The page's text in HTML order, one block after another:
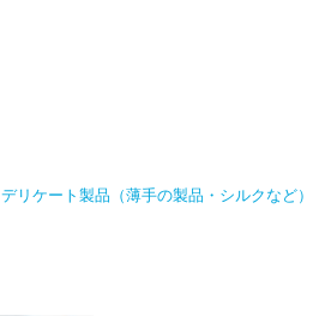
デリケート製品（薄手の製品・シルクなど）